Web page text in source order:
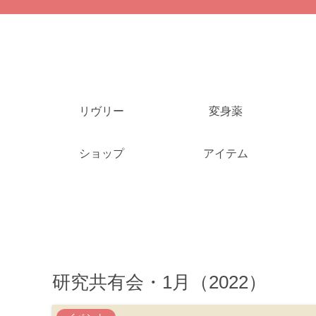
リヴリー 変身薬
ショップ アイテム
研究共有会・1月（2022）